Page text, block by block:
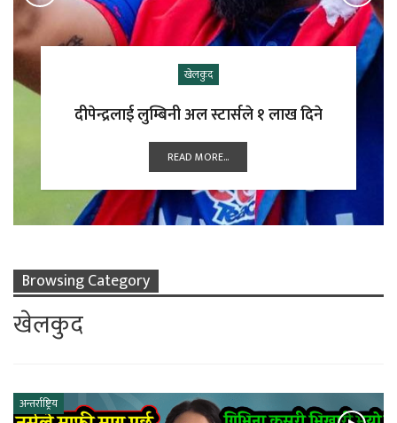
खेलकुद
दीपेन्द्रलाई लुम्बिनी अल स्टार्सले १ लाख दिने
READ MORE...
Browsing Category
खेलकुद
अन्तर्राष्ट्रिय